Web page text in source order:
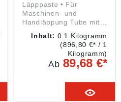
Läpppaste • Für
Maschinen- und
Handläppung Tube mit
Konzentrat vor dem
Gebrauch im Verhältnis
1:5 bis 1:100
verdünnen. Angaben
Produktsicherheitsveror
dnung ((EU) 2023/998):
Inhalt: 0.1 Kilogramm
(896,80 €* / 1
Kilogramm)
Ab89,68 €*